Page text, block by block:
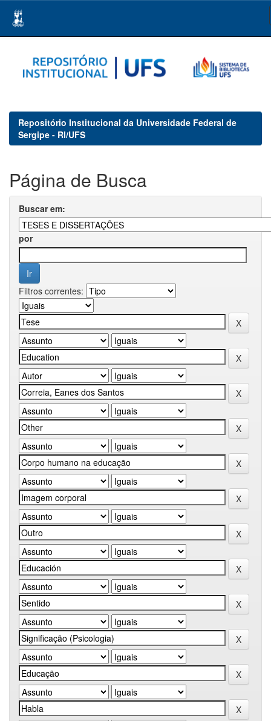
navigation
Repositório Institucional da Universidade Federal de
Sergipe - RI/UFS
Página de Busca
Buscar em:
por
Filtros correntes: